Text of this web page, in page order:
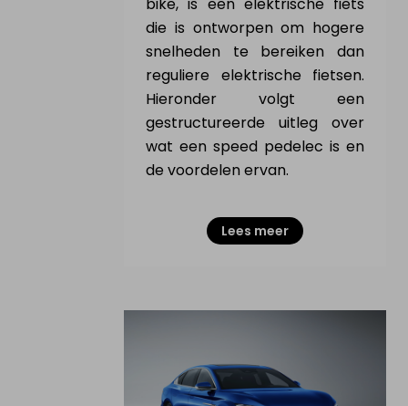
die is ontworpen om hogere
snelheden te bereiken dan
reguliere elektrische fietsen.
Hieronder volgt een
gestructureerde uitleg over
wat een speed pedelec is en
de voordelen ervan.
Lees meer